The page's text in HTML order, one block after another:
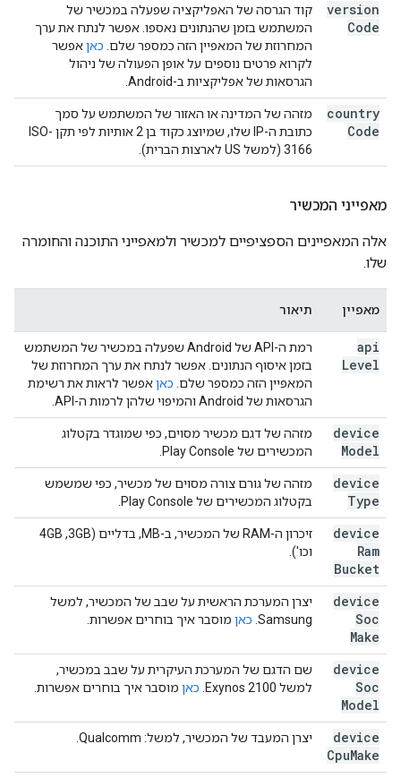
version
Code
קוד הגרסה של האפליקציה שפעלה במכשיר של
המשתמש בזמן שהנתונים נאספו. אפשר לנתח את ערך
המחרוזת של המאפיין הזה כמספר שלם. כאןאפשר
לקרוא פרטים נוספים על אופן הפעולה של ניהול
הגרסאות של אפליקציות ב-Android.
country
Code
מזהה של המדינה או האזור של המשתמש על סמך
כתובת ה-IP שלו, שמיוצג כקוד בן 2 אותיות לפי תקן ISO-
3166 (למשל US לארצות הברית).
מאפייני המכשיר
אלה המאפיינים הספציפיים למכשיר ולמאפייני התוכנה והחומרה
שלו.
מאפיין תיאור
api
Level
רמת ה-API של Android שפעלה במכשיר של המשתמש
בזמן איסוף הנתונים. אפשר לנתח את ערך המחרוזת של
המאפיין הזה כמספר שלם. כאןאפשר לראות את רשימת
הגרסאות של Android והמיפוי שלהן לרמות ה-API.
device
Model
מזהה של דגם מכשיר מסוים, כפי שמוגדר בקטלוג
המכשירים של Play Console.
device
Type
מזהה של גורם צורה מסוים של מכשיר, כפי שמשמש
בקטלוג המכשירים של Play Console.
device
Ram
Bucket
זיכרון ה-RAM של המכשיר, ב-MB, בדליים (3GB,‏ 4GB
וכו').
device
Soc
Make
יצרן המערכת הראשית על שבב של המכשיר, למשל
Samsung. כאן מוסבר איך בוחרים אפשרות.
device
Soc
Model
שם הדגם של המערכת העיקרית על שבב במכשיר,
למשל Exynos 2100.
כאן מוסבר איך בוחרים אפשרות.
device
CpuMake
יצרן המעבד של המכשיר, למשל: Qualcomm.